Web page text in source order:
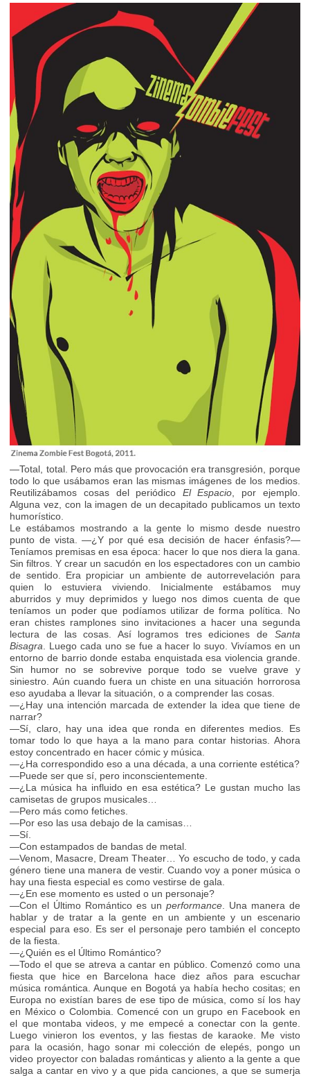
—Total, total. Pero más que provocación era transgresión, porque
todo lo que usábamos eran las mismas imágenes de los medios.
Reutilizábamos cosas del periódico El Espacio , por ejemplo.
Alguna vez, con la imagen de un decapitado publicamos un texto
humorístico.
Le estábamos mostrando a la gente lo mismo desde nuestro
punto de vista. —¿Y por qué esa decisión de hacer énfasis?—
Teníamos premisas en esa época: hacer lo que nos diera la gana.
Sin filtros. Y crear un sacudón en los espectadores con un cambio
de sentido. Era propiciar un ambiente de autorrevelación para
quien lo estuviera viviendo. Inicialmente estábamos muy
aburridos y muy deprimidos y luego nos dimos cuenta de que
teníamos un poder que podíamos utilizar de forma política. No
eran chistes ramplones sino invitaciones a hacer una segunda
lectura de las cosas. Así logramos tres ediciones de Santa
Bisagra . Luego cada uno se fue a hacer lo suyo. Vivíamos en un
entorno de barrio donde estaba enquistada esa violencia grande.
Sin humor no se sobrevive porque todo se vuelve grave y
siniestro. Aún cuando fuera un chiste en una situación horrorosa
eso ayudaba a llevar la situación, o a comprender las cosas.
—¿Hay una intención marcada de extender la idea que tiene de
narrar?
—Sí, claro, hay una idea que ronda en diferentes medios. Es
tomar todo lo que haya a la mano para contar historias. Ahora
estoy concentrado en hacer cómic y música.
—¿Ha correspondido eso a una década, a una corriente estética?
—Puede ser que sí, pero inconscientemente.
—¿La música ha influido en esa estética? Le gustan mucho las
camisetas de grupos musicales…
—Pero más como fetiches.
—Por eso las usa debajo de la camisas…
—Sí.
—Con estampados de bandas de metal.
—Venom, Masacre, Dream Theater… Yo escucho de todo, y cada
género tiene una manera de vestir. Cuando voy a poner música o
hay una fiesta especial es como vestirse de gala.
—¿En ese momento es usted o un personaje?
—Con el Último Romántico es un performance. Una manera de
hablar y de tratar a la gente en un ambiente y un escenario
especial para eso. Es ser el personaje pero también el concepto
de la fiesta.
—¿Quién es el Último Romántico?
—Todo el que se atreva a cantar en público. Comenzó como una
fiesta que hice en Barcelona hace diez años para escuchar
música romántica. Aunque en Bogotá ya había hecho cositas; en
Europa no existían bares de ese tipo de música, como sí los hay
en México o Colombia. Comencé con un grupo en Facebook en
el que montaba videos, y me empecé a conectar con la gente.
Luego vinieron los eventos, y las fiestas de karaoke. Me visto
para la ocasión, hago sonar mi colección de elepés, pongo un
video proyector con baladas románticas y aliento a la gente a que
salga a cantar en vivo y a que pida canciones, a que se sumerja